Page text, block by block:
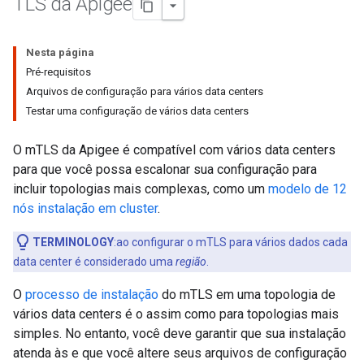
Nesta página
Pré-requisitos
Arquivos de configuração para vários data centers
Testar uma configuração de vários data centers
O mTLS da Apigee é compatível com vários data centers
para que você possa escalonar sua configuração para
incluir topologias mais complexas, como um modelo de 12
nós instalação em cluster.
TERMINOLOGY:ao configurar o mTLS para vários dados cada
data center é considerado uma região
O processo de instalação do mTLS em uma topologia de
vários data centers é o assim como para topologias mais
simples. No entanto, você deve garantir que sua instalação
atenda às e que você altere seus arquivos de configuração